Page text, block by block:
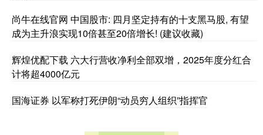
尚牛在线官网 中国股市: 四月坚定持有的十支黑马股, 有望
成为主升浪实现10倍甚至20倍增长! (建议收藏)
辉煌优配下载 六大行营收净利全部双增，2025年度分红合
计将超4000亿元
国海证券 以军称打死伊朗“动员穷人组织”指挥官